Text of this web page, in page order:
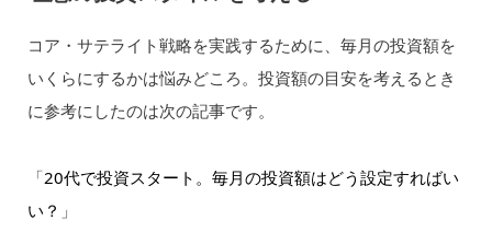
コア・サテライト戦略を実践するために、毎月の投資額を
いくらにするかは悩みどころ。投資額の目安を考えるとき
に参考にしたのは次の記事です。
「20代で投資スタート。毎月の投資額はどう設定すればい
い？ 」